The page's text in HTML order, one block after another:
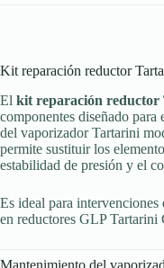
Kit reparación reductor
El kit reparación
componentes diseñado
del vaporizador Tartarini
permite sustituir los
estabilidad de presión y el
Es ideal para
en reductores GLP Tartarini
Mantenimiento del